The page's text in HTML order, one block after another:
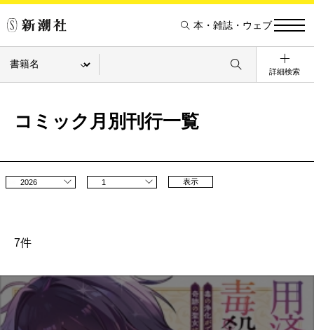
本・雑誌・ウェブ
詳細検索
コミック月別刊行一覧
2026 1 表示
7件